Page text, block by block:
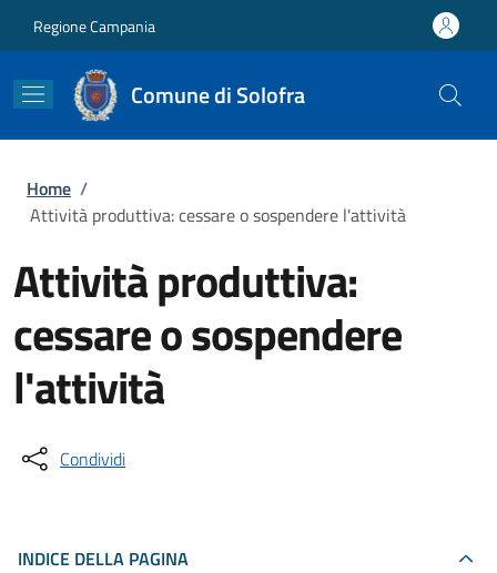
Regione Campania
Comune di Solofra
Briciole di pane
Home /
Attività produttiva: cessare o sospendere l'attività
Attività produttiva:
cessare o sospendere
l'attività
Condividi
INDICE DELLA PAGINA